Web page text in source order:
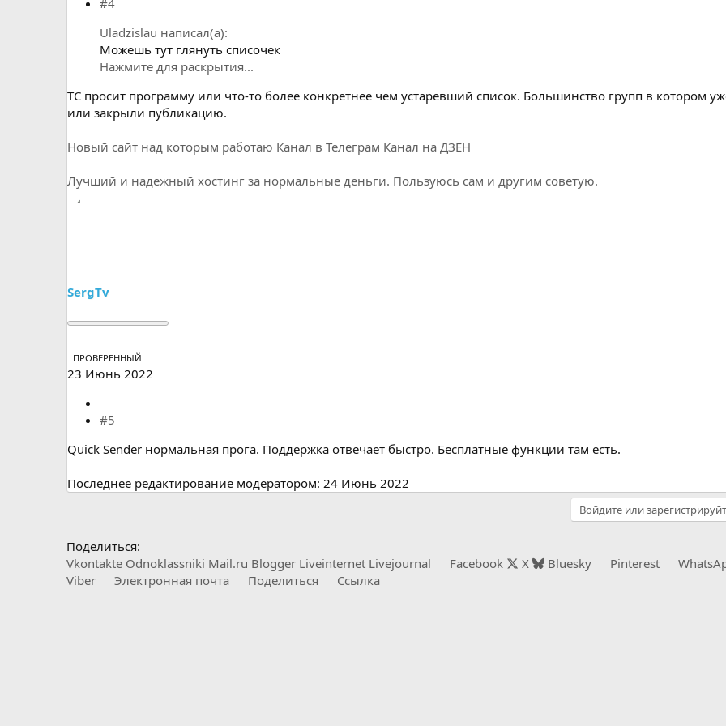
#4
Uladzislau написал(а):
Можешь тут глянуть списочек
Нажмите для раскрытия...
ТС просит программу или что-то более конкретнее чем устаревший список. Большинство групп в котором
или закрыли публикацию.
Новый сайт над которым работаю Канал в Телеграм Канал на ДЗЕН
Лучший и надежный хостинг за нормальные деньги. Пользуюсь сам и другим советую.
SergTv
ПРОВЕРЕННЫЙ
23 Июнь 2022
#5
Quick Sender нормальная прога. Поддержка отвечает быстро. Бесплатные функции там есть.
Последнее редактирование модератором: 24 Июнь 2022
Войдите или
Поделиться:
Vkontakte Odnoklassniki Mail.ru Blogger Liveinternet Livejournal Facebook X Bluesky Pinterest
Viber
Электронная почта Поделиться Ссылка